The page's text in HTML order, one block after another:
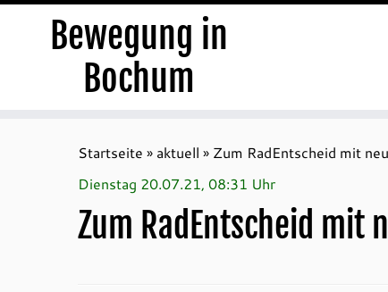
Bewegung in
Bochum
Startseite » aktuell » Zum RadEntscheid mit
Dienstag 20.07.21, 08:31 Uhr
Zum RadEntscheid mit